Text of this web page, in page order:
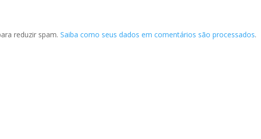
reduzir spam.Saiba como seus dados em comentários são processados.